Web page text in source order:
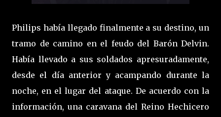
Philips había llegado finalmente a su destino, un
tramo de camino en el feudo del Barón Delvin.
Había llevado a sus soldados apresuradamente,
desde el día anterior y acampando durante la
noche, en el lugar del ataque. De acuerdo con la
información, una caravana del Reino Hechicero